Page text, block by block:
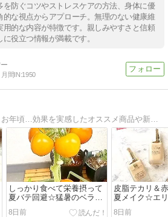
を防ぐコツやストレスケアの方法、身体に優
的な視点からアプローチ。無理のない健康維
的な内容が特徴です。親しみやすさと信頼
役立つ情報が満載です。
月間IN:1950
美容と健康に気を遣うお年頃…効果を実感したオススメ商品や新商品のお試しモニターも楽しみながら参加・紹介しています
しっかり食べて栄養摂って
夏バテ回避☆猛暑のベラン
ダ菜園でも何とか育ってる
8日前
皮脂テカリ＆
夏メイク☆エ
ャンペーン応募
8日前